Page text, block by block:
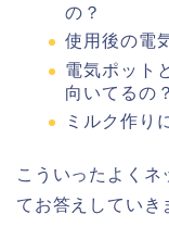
の？
使用後の電
電気ポット
向いてるの？
ミルク作り
こういったよくネ
てお答えしていき